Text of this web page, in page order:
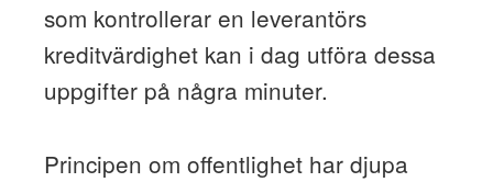
som kontrollerar en leverantörs
kreditvärdighet kan i dag utföra dessa
uppgifter på några minuter.
Principen om offentlighet har djupa